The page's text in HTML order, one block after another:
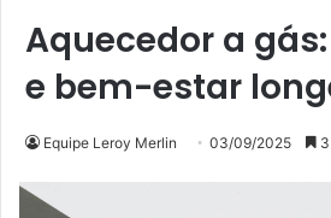
Aquecedor a
e bem-estar
Equipe Leroy Merlin 03/09/2025